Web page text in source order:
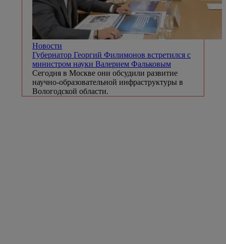
Новости
Губернатор Георгий Филимонов встретился с
министром науки Валерием Фальковым
Сегодня в Москве они обсудили развитие
научно-образовательной инфраструктуры в
Вологодской области.